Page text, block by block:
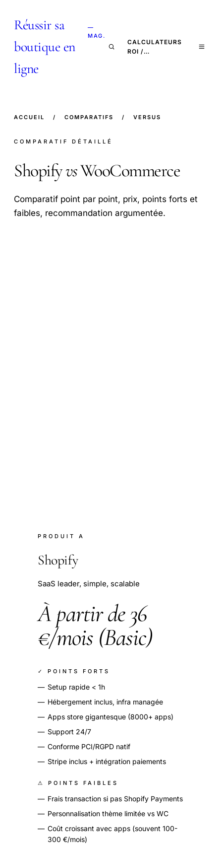
Réussir sa
boutique en
ligne
—
MAG.
CALCULATEURS
ROI /…
ACCUEIL / COMPARATIFS / VERSUS
COMPARATIF DÉTAILLÉ
ShopifyvsWooCommerce
Comparatif point par point, prix, points forts et
faibles, recommandation argumentée.
PRODUIT A
Shopify
SaaS leader, simple, scalable
À partir de 36
€/mois (Basic)
✓ POINTS FORTS
— Setup rapide < 1h
— Hébergement inclus, infra managée
— Apps store gigantesque (8000+ apps)
— Support 24/7
— Conforme PCI/RGPD natif
— Stripe inclus + intégration paiements
⚠ POINTS FAIBLES
— Frais transaction si pas Shopify Payments
— Personnalisation thème limitée vs WC
— Coût croissant avec apps (souvent 100-
300 €/mois)